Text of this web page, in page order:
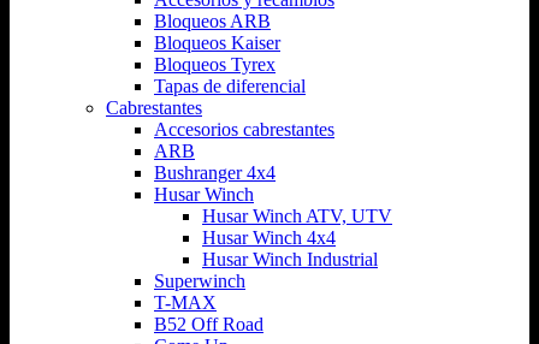
Bloqueos ARB
Bloqueos Kaiser
Bloqueos Tyrex
Tapas de diferencial
Cabrestantes
Accesorios cabrestantes
ARB
Bushranger 4x4
Husar Winch
Husar Winch ATV, UTV
Husar Winch 4x4
Husar Winch Industrial
Superwinch
T-MAX
B52 Off Road